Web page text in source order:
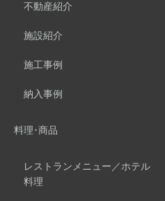
不動産紹介
施設紹介
施工事例
納入事例
料理･商品
レストランメニュー／ホテル
料理